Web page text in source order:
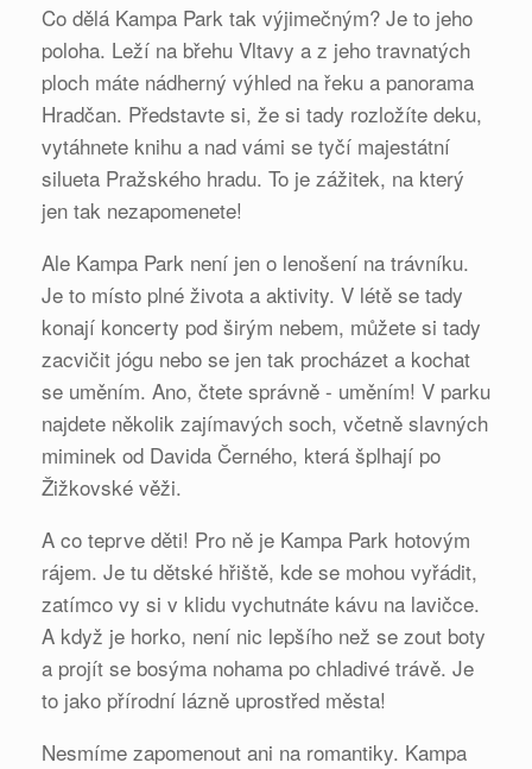
Co dělá Kampa Park tak výjimečným? Je to jeho
poloha. Leží na břehu Vltavy a z jeho travnatých
ploch máte nádherný výhled na řeku a panorama
Hradčan. Představte si, že si tady rozložíte deku,
vytáhnete knihu a nad vámi se tyčí majestátní
silueta Pražského hradu. To je zážitek, na který
jen tak nezapomenete!
Ale Kampa Park není jen o lenošení na trávníku.
Je to místo plné života a aktivity. V létě se tady
konají koncerty pod širým nebem, můžete si tady
zacvičit jógu nebo se jen tak procházet a kochat
se uměním. Ano, čtete správně - uměním! V parku
najdete několik zajímavých soch, včetně slavných
miminek od Davida Černého, která šplhají po
Žižkovské věži.
A co teprve děti! Pro ně je Kampa Park hotovým
rájem. Je tu dětské hřiště, kde se mohou vyřádit,
zatímco vy si v klidu vychutnáte kávu na lavičce.
A když je horko, není nic lepšího než se zout boty
a projít se bosýma nohama po chladivé trávě. Je
to jako přírodní lázně uprostřed města!
Nesmíme zapomenout ani na romantiky. Kampa